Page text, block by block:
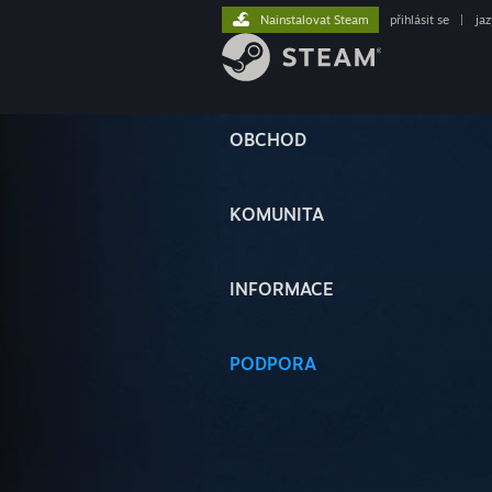
OBCHOD
KOMUNITA
INFORMACE
PODPORA
Nainstalovat Steam přihlásit se